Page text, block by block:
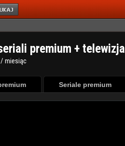
premium + telewizja
/ miesiąc
Seriale premium